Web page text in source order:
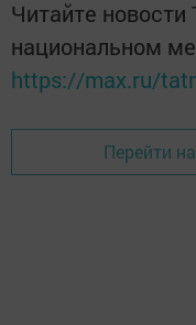
Читайте новости
национальном
https://max.ru/
Перейти